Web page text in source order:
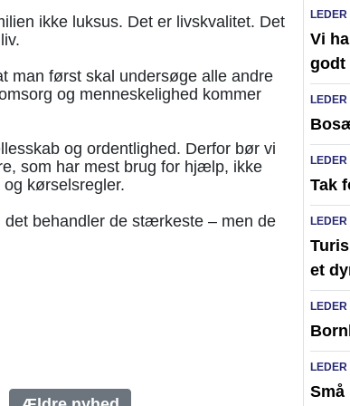
ikke luksus. Det er livskvalitet. Det
man først skal undersøge alle andre
og menneskelighed kommer
og ordentlighed. Derfor bør vi
som har mest brug for hjælp, ikke
kørselsregler.
behandler de stærkeste – men de
LEDER
Vi
godt
LEDER
LEDER
Tak
LEDER
et
LEDER
LEDER
Små